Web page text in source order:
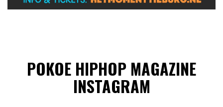
POKOE HIPHOP MAGAZINE
INSTAGRAM